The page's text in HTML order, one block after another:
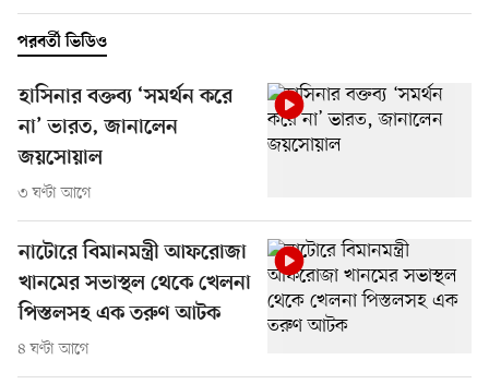
পরবর্তী ভিডিও
হাসিনার বক্তব্য ‘সমর্থন করে
না’ ভারত, জানালেন
জয়সোয়াল
৩ ঘণ্টা আগে
নাটোরে বিমানমন্ত্রী আফরোজা
খানমের সভাস্থল থেকে খেলনা
পিস্তলসহ এক তরুণ আটক
৪ ঘণ্টা আগে